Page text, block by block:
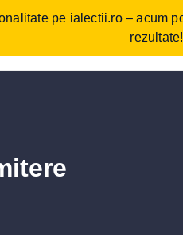
Cum funcționează?
pe ialectii.ro – acum
rezultate!